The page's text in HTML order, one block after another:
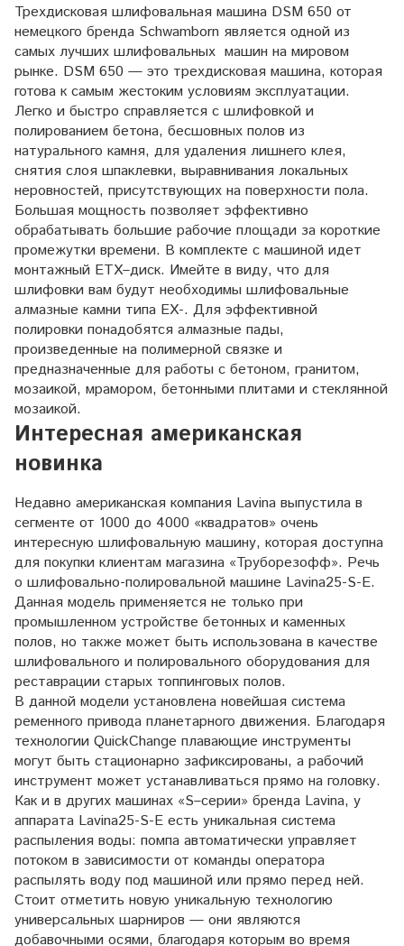
Трехдисковая шлифовальная машина DSM 650 от
немецкого бренда Schwamborn является одной из
самых лучших шлифовальных машин на мировом
рынке. DSM 650 — это трехдисковая машина, которая
готова к самым жестоким условиям эксплуатации.
Легко и быстро справляется с шлифовкой и
полированием бетона, бесшовных полов из
натурального камня, для удаления лишнего клея,
снятия слоя шпаклевки, выравнивания локальных
неровностей, присутствующих на поверхности пола.
Большая мощность позволяет эффективно
обрабатывать большие рабочие площади за короткие
промежутки времени. В комплекте с машиной идет
монтажный ETX–диск. Имейте в виду, что для
шлифовки вам будут необходимы шлифовальные
алмазные камни типа EX-. Для эффективной
полировки понадобятся алмазные пады,
произведенные на полимерной связке и
предназначенные для работы с бетоном, гранитом,
мозаикой, мрамором, бетонными плитами и стеклянной
мозаикой.
Интересная американская
новинка
Недавно американская компания Lavina выпустила в
сегменте от 1000 до 4000 «квадратов» очень
интересную шлифовальную машину, которая доступна
для покупки клиентам магазина «Труборезофф». Речь
о шлифовально-полировальной машине Lavina25-S-E.
Данная модель применяется не только при
промышленном устройстве бетонных и каменных
полов, но также может быть использована в качестве
шлифовального и полировального оборудования для
реставрации старых топпинговых полов.
В данной модели установлена новейшая система
ременного привода планетарного движения. Благодаря
технологии QuickChange плавающие инструменты
могут быть стационарно зафиксированы, а рабочий
инструмент может устанавливаться прямо на головку.
Как и в других машинах «S–серии» бренда Lavina, у
аппарата Lavina25-S-E есть уникальная система
распыления воды: помпа автоматически управляет
потоком в зависимости от команды оператора
распылять воду под машиной или прямо перед ней.
Стоит отметить новую уникальную технологию
универсальных шарниров — они являются
добавочными осями, благодаря которым во время